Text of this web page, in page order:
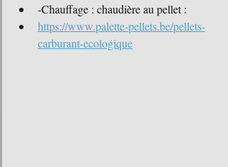
-Chauffage : chaudière au pellet :
https://www.palette-pellets.be/pellets-
carburant-ecologique